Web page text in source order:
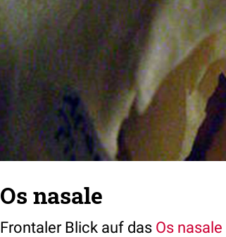
Os nasale
Frontaler Blick auf das Os nasale